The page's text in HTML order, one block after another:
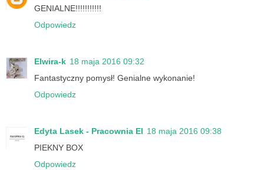
GENIALNE!!!!!!!!!!!
Odpowiedz
Elwira-k 18 maja 2016 09:32
Fantastyczny pomysł! Genialne wykonanie!
Odpowiedz
Edyta Lasek - Pracownia El 18 maja 2016 09:38
PIEKNY BOX
Odpowiedz